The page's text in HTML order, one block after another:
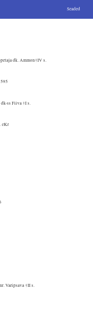
Seaded
dk. Ammon†IV s.
ss Fiiva †I s.
eKr
Varipsava †II s.